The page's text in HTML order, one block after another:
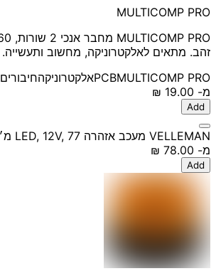
MULTICOMP PRO
זהב. מתאים לאלקטרוניקה, מחשוב ותעשייה.
PCBMULTICOMP PRO אלקטרוניקהחיבורים
מ-
Add
VELLEMAN מעכב אזהרה LED, 12V, 77 מ״מ, ענבר
מ-
Add